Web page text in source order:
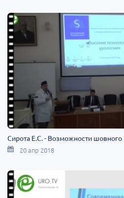
Сирота Е.С. - Возможности шовного
20 апр 2018